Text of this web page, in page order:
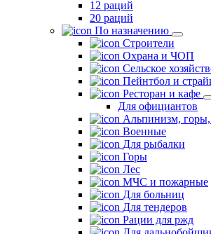
12 раций
20 раций
По назначению
Строители
Охрана и ЧОП
Сельское
Пейнтбол и
Ресторан и кафе
Для официантов
Альпинизм,
Военные
Для рыбалки
Горы
Лес
МЧС и пожарные
Для больниц
Для тендеров
Рации для ржд